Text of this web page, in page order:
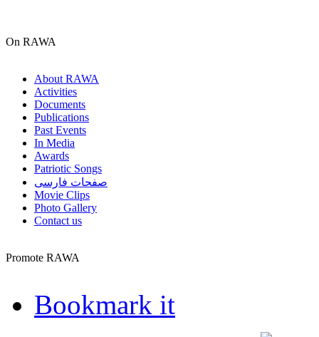
On RAWA
About RAWA
Activities
Documents
Publications
Past Events
In Media
Awards
Patriotic Songs
صفحات فارسی
Movie Clips
Photo Gallery
Contact us
Promote RAWA
Bookmark it